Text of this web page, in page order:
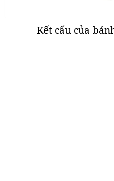
Kết cấu của